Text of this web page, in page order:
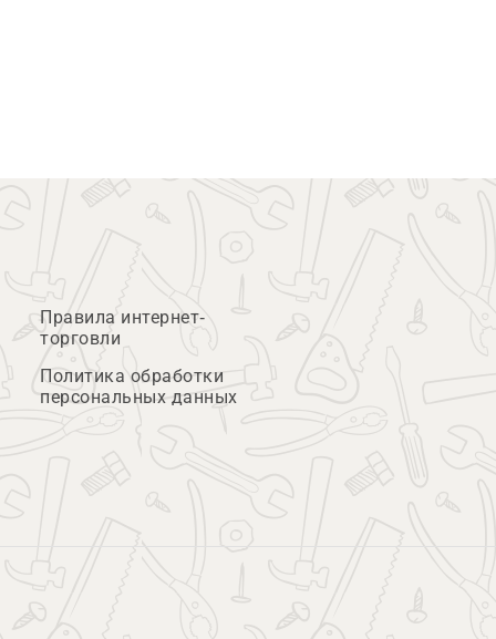
Правила интернет-
торговли
Политика обработки
персональных данных